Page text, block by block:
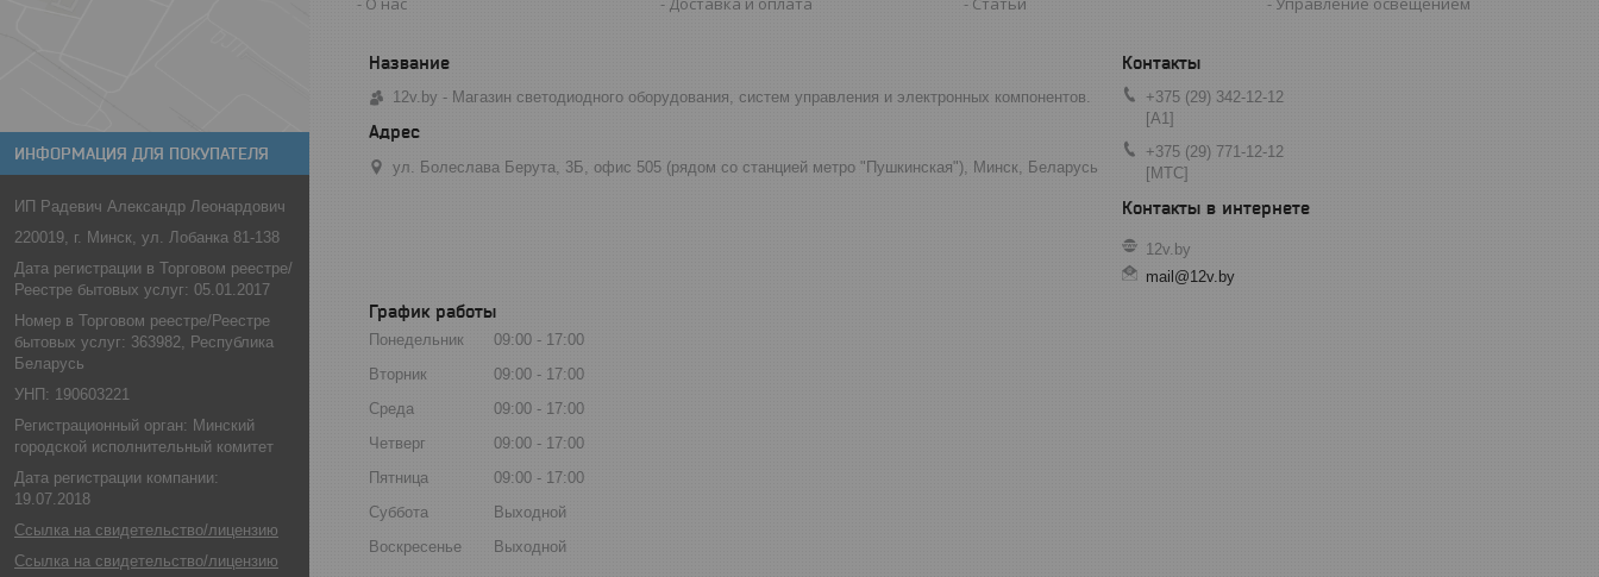
ИНФОРМАЦИЯ ДЛЯ ПОКУПАТЕЛЯ
ИП Радевич Александр Леонардович
220019, г. Минск, ул. Лобанка 81-138
Дата регистрации в Торговом реестре/
Реестре бытовых услуг: 05.01.2017
Номер в Торговом реестре/Реестре
бытовых услуг: 363982, Республика
Беларусь
УНП: 190603221
Регистрационный орган: Минский
городской исполнительный комитет
Дата регистрации компании:
19.07.2018
Ссылка на свидетельство/лицензию
Ссылка на свидетельство/лицензию
12v.by - Магазин светодиодного оборудования, систем управления и электронных компонентов.
ул. Болеслава Берута, 3Б, офис 505 (рядом со станцией метро "Пушкинская"), Минск, Беларусь
+375 (29) 342-12-12
[A1]
+375 (29) 771-12-12
[МТС]
12v.by
mail@12v.by
График работы
Понедельник 09:00
17:00
Вторник
09:00
17:00
Среда
09:00
17:00
Четверг
09:00
17:00
Пятница
09:00
17:00
Суббота
Выходной
Воскресенье
Выходной